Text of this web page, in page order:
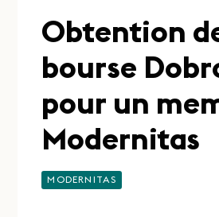
Obtention
bourse
pour un
Modernitas
MODERNITAS